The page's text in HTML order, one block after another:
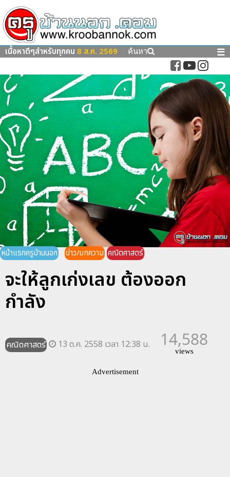
เนื้อหาดีๆสำหรับทุกคน 8 ส.ค. 2569 ค้นหา ☰
หน้าแรกครูบ้านนอก ข่าว/บทความ คณิตศาสตร์
จะให้ลูกเก่งเลข ต้องออก
กำลัง
คณิตศาสตร์ 13 ต.ค. 2558 เวลา 12:38 น. 14,588
views
Advertisement